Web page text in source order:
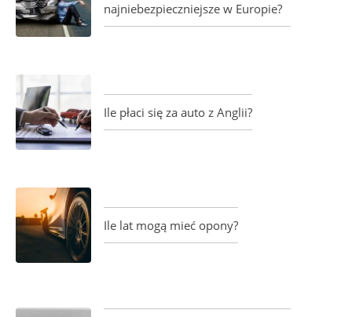
najniebezpieczniejsze w Europie?
Ile płaci się za auto z Anglii?
Ile lat mogą mieć opony?